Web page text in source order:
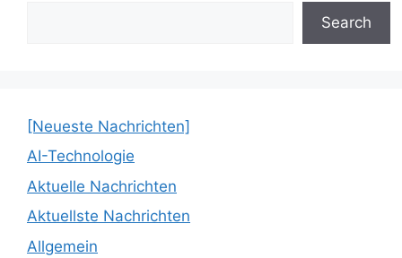
Search
[Neueste Nachrichten]
AI-Technologie
Aktuelle Nachrichten
Aktuellste Nachrichten
Allgemein